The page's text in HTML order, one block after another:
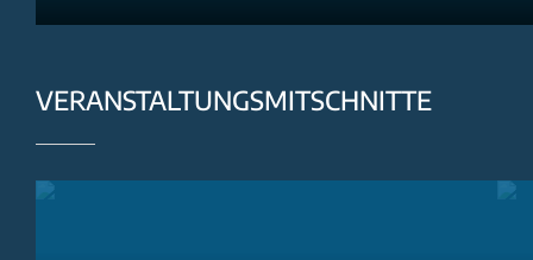
VERANSTALTUNGSMITSCHNITTE